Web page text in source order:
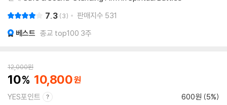
7.3 3 판매지수 531
베스트 종교 top100 3주
12,000원
10 10,800
YES포인트 600원 (5%)